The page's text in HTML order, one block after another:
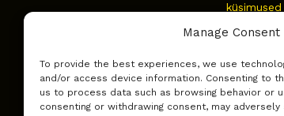
Manage Consent
To provide the best experiences, we use
and/or access device information. Consenting to
us to process data such as browsing behavior or
consenting or withdrawing consent, may
küsimused
Kust osta?
Küpsiste